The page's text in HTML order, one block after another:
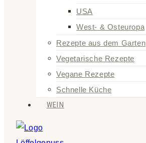
USA
West- & Osteuropa
Rezepte aus dem Garten
Vegetarische Rezepte
Vegane Rezepte
Schnelle Küche
WEIN